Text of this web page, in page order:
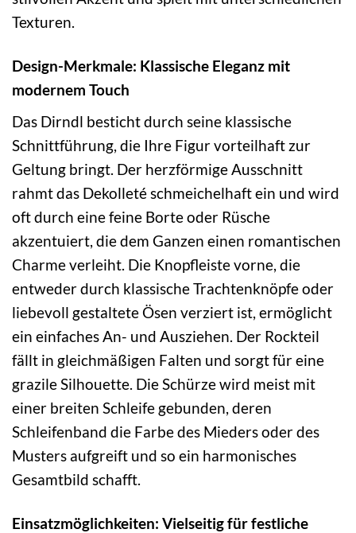
Texturen.
Design-Merkmale: Klassische Eleganz mit
modernem Touch
Das Dirndl besticht durch seine klassische
Schnittführung, die Ihre Figur vorteilhaft zur
Geltung bringt. Der herzförmige Ausschnitt
rahmt das Dekolleté schmeichelhaft ein und wird
oft durch eine feine Borte oder Rüsche
akzentuiert, die dem Ganzen einen romantischen
Charme verleiht. Die Knopfleiste vorne, die
entweder durch klassische Trachtenknöpfe oder
liebevoll gestaltete Ösen verziert ist, ermöglicht
ein einfaches An- und Ausziehen. Der Rockteil
fällt in gleichmäßigen Falten und sorgt für eine
grazile Silhouette. Die Schürze wird meist mit
einer breiten Schleife gebunden, deren
Schleifenband die Farbe des Mieders oder des
Musters aufgreift und so ein harmonisches
Gesamtbild schafft.
Einsatzmöglichkeiten: Vielseitig für festliche